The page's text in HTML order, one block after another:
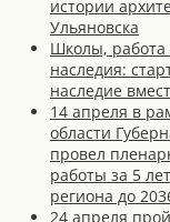
истории
Ульяновска
Школы,
наследия:
наследие
14 апреля в
области
провел
работы за 5
региона до
24 апреля